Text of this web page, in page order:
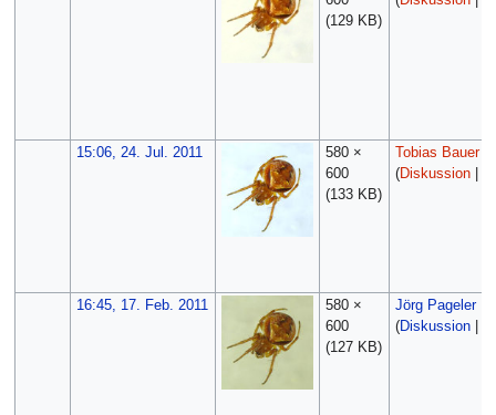
(129 KB)
15:06, 24. Jul. 2011
580 ×
600
(133 KB)
Tobias Bauer
(Diskussion|
16:45, 17. Feb. 2011
580 ×
600
(127 KB)
Jörg Pageler
(Diskussion|